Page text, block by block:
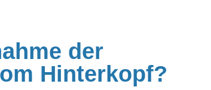
der
Hinterkopf?